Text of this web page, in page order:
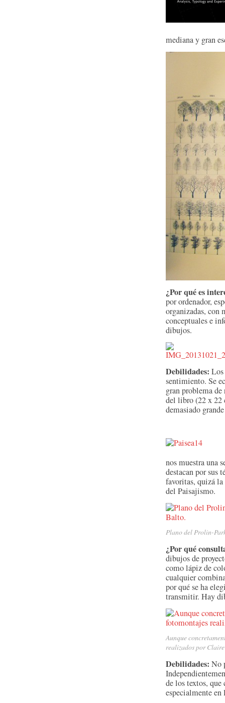
mediana y gran
¿Por qué es
por ordenador,
organizadas, con
conceptuales e
dibujos.
Debilidades:
sentimiento. Se
gran problema
del libro (22 x 22
demasiado
nos muestra una
destacan por sus
favoritas, quizá
del Paisajismo.
Plano del Prolin-
¿Por qué
dibujos de
como lápiz de
cualquier
por qué se ha
transmitir. Hay
Aunque
realizados por
Debilidades: No
de los textos, que
especialmente en